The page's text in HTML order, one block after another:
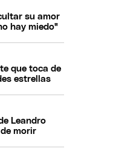
su amor
hay miedo"
que toca de
estrellas
Leandro
morir